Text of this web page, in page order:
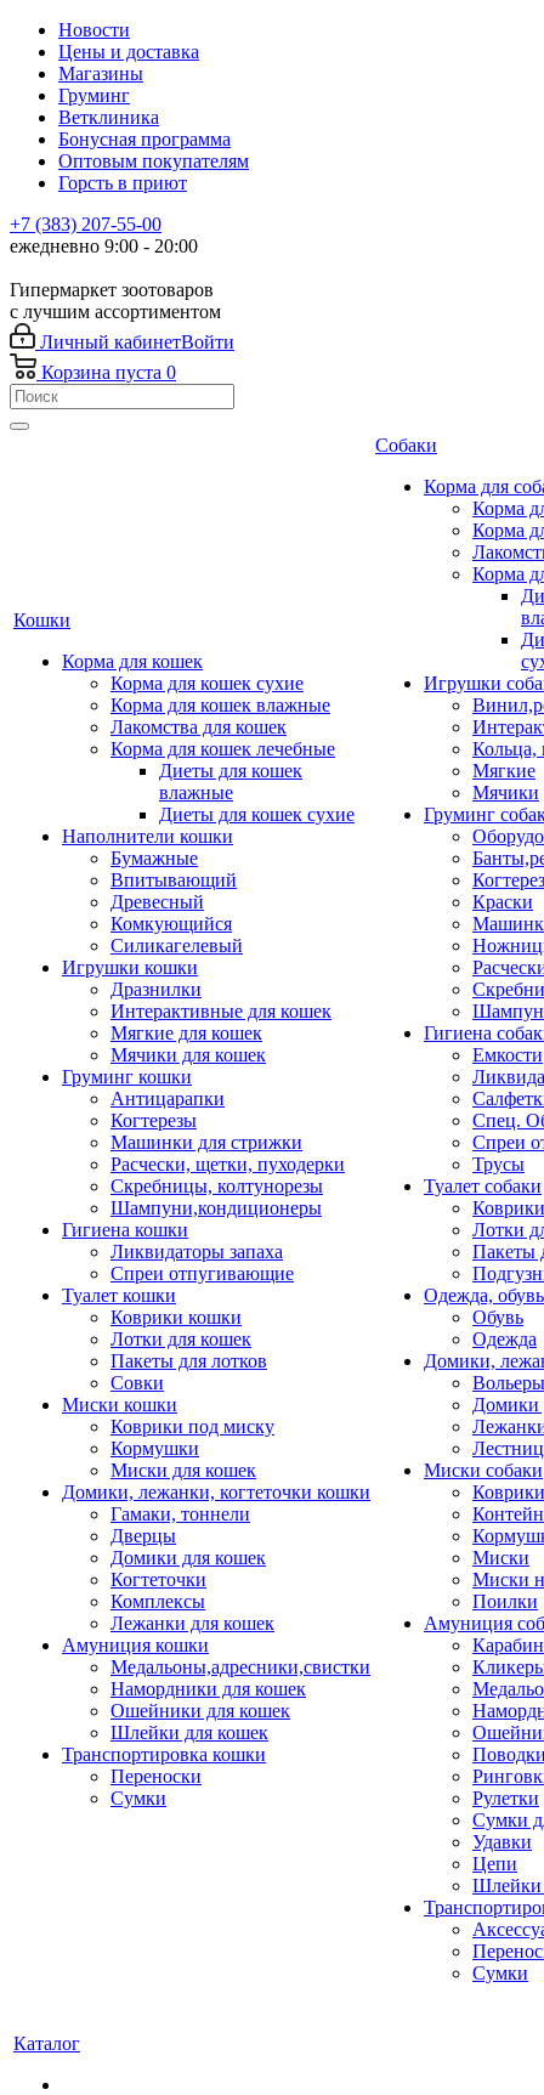
Новости
Цены и доставка
Магазины
Груминг
Ветклиника
Бонусная программа
Оптовым покупателям
Горсть в приют
+7 (383) 207-55-00
ежедневно 9:00 - 20:00
Гипермаркет зоотоваров
с лучшим ассортиментом
Личный кабинетВойти
Корзина пуста 0
Кошки
Корма для кошек
Корма для кошек сухие
Корма для кошек влажные
Лакомства для кошек
Корма для кошек лечебные
Диеты для кошек
влажные
Диеты для кошек сухие
Наполнители кошки
Бумажные
Впитывающий
Древесный
Комкующийся
Силикагелевый
Игрушки кошки
Дразнилки
Интерактивные для кошек
Мягкие для кошек
Мячики для кошек
Груминг кошки
Антицарапки
Когтерезы
Машинки для стрижки
Расчески, щетки, пуходерки
Скребницы, колтунорезы
Шампуни,кондиционеры
Гигиена кошки
Ликвидаторы запаха
Спреи отпугивающие
Туалет кошки
Коврики кошки
Лотки для кошек
Пакеты для лотков
Совки
Миски кошки
Коврики под миску
Кормушки
Миски для кошек
Домики, лежанки, когтеточки кошки
Гамаки, тоннели
Дверцы
Домики для кошек
Когтеточки
Комплексы
Лежанки для кошек
Амуниция кошки
Медальоны,адресники,свистки
Намордники для кошек
Ошейники для кошек
Шлейки для кошек
Транспортировка кошки
Переноски
Сумки
Собаки
Корма для
Корма
Корма
Корма
Игрушки
Кольца,
Мягкие
Мячики
Груминг
Краски
Гигиена
Емкости
Спец.
Спреи
Трусы
Туалет собаки
Коврики
Лотки
Пакеты
Одежда, обувь
Обувь
Одежда
Домики,
Домики
Миски собаки
Миски
Миски
Поилки
Амуниция
Рулетки
Сумки
Удавки
Цепи
Шлейки
Сумки
Каталог